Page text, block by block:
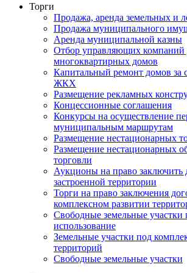
Торги
Продажа, аренда земельных и
Продажа муниципального
Аренда муниципальной казны
Отбор управляющих компаний
многоквартирных домов
Капитальный ремонт домов за
ЖКХ
Размещение рекламных
Концессионные соглашения
Конкурсы на осуществление
муниципальным маршрутам
Размещение нестационарных
Размещение нестационарных
торговли
Аукционы на право заключить
застроенной территории
Торги на право заключения
комплексном развитии
Свободные земельные участки
использование
Земельные участки под
территорий
Свободные земельные участки